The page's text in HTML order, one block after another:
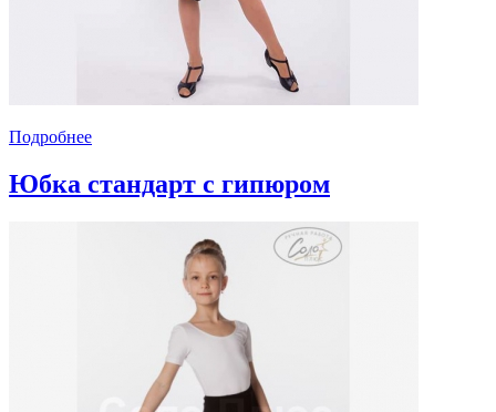
Подробнее
Юбка стандарт с гипюром